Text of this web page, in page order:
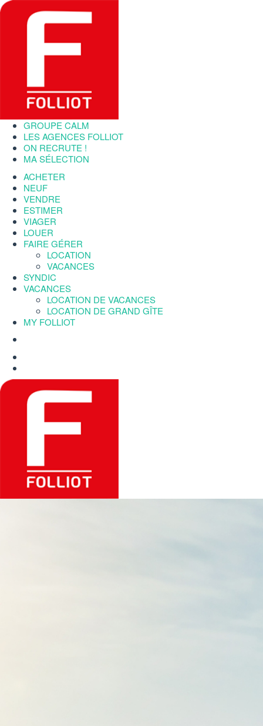
GROUPE CALM
LES AGENCES FOLLIOT
ON RECRUTE !
MA SÉLECTION
ACHETER
NEUF
VENDRE
ESTIMER
VIAGER
LOUER
FAIRE GÉRER
LOCATION
VACANCES
SYNDIC
VACANCES
LOCATION DE VACANCES
LOCATION DE GRAND GÎTE
MY FOLLIOT